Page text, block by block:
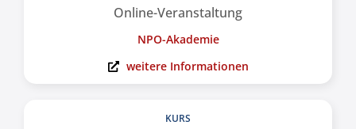
Online-Veranstaltung
NPO-Akademie
weitere Informationen
KURS